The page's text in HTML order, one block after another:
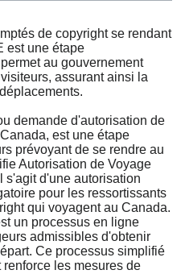
de copyright se rendant
est une étape
au gouvernement
assurant ainsi la
demande d'autorisation de
est une étape
prévoyant de se rendre au
Autorisation de Voyage
s'agit d'une autorisation
pour les ressortissants
qui voyagent au Canada.
un processus en ligne
admissibles d'obtenir
Ce processus simplifié
les mesures de